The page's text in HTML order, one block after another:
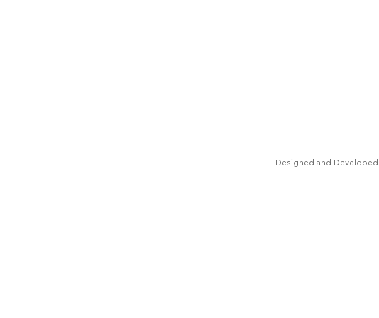
Designed and